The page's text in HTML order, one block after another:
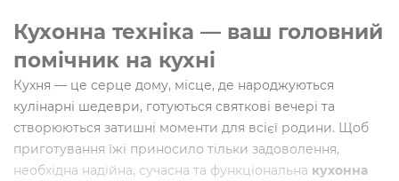
Кухонна техніка — ваш головний
помічник на кухні
Кухня — це серце дому, місце, де народжуються
кулінарні шедеври, готуються святкові вечері та
створюються затишні моменти для всієї родини. Щоб
приготування їжі приносило тільки задоволення,
необхідна надійна, сучасна та функціональна кухонна